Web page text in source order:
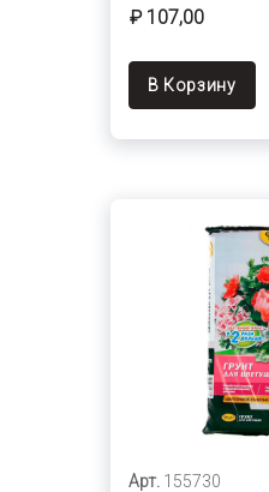
₽ 107,00
В Корзину
Арт. 155730